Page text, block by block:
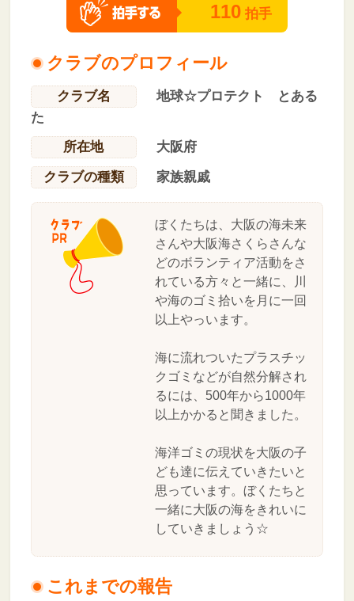
110 拍手
クラブのプロフィール
クラブ名
地球☆プロテクト とある
た
所在地
大阪府
クラブの種類
家族親戚
ぼくたちは、大阪の海未来
さんや大阪海さくらさんな
どのボランティア活動をさ
れている方々と一緒に、川
や海のゴミ拾いを月に一回
以上やっいます。
海に流れついたプラスチッ
クゴミなどが自然分解され
るには、500年から1000年
以上かかると聞きました。
海洋ゴミの現状を大阪の子
ども達に伝えていきたいと
思っています。ぼくたちと
一緒に大阪の海をきれいに
していきましょう☆
これまでの報告